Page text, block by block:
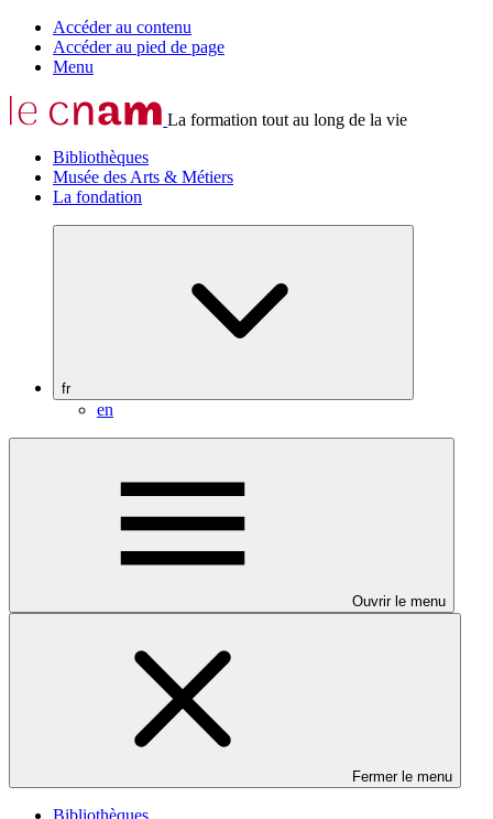
Accéder au contenu
Accéder au pied de page
Menu
La formation tout au long de la vie
Bibliothèques
Musée des Arts & Métiers
La fondation
fr
en
Ouvrir le menu
Fermer le menu
Bibliothèques